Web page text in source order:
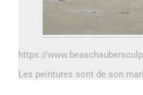
https://
Les peintures sont de son